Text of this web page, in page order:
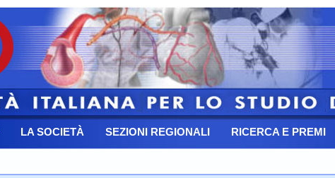
LA SOCIETÀ SEZIONI REGIONALI RICERCA E PREMI